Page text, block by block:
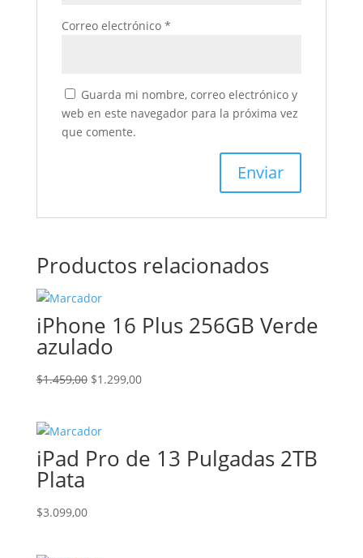
Correo electrónico *
Guarda mi nombre, correo electrónico y
web en este navegador para la próxima vez
que comente.
Productos relacionados
iPhone 16 Plus 256GB Verde
azulado
$1.459,00 El
era:
$1.459,00.
$1.299,00El
$1.299,00.
iPad Pro de 13 Pulgadas 2TB
Plata
$3.099,00